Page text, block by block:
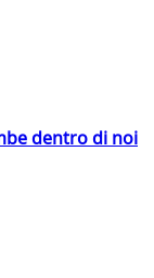
dentro di noi